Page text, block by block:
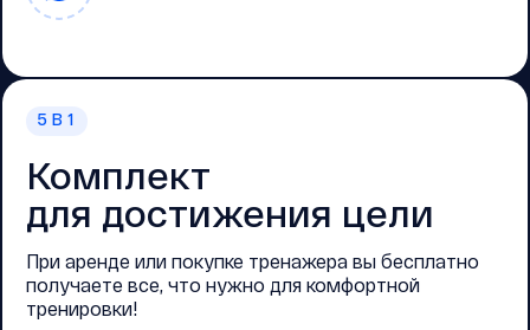
5 В 1
Комплект
для достижения цели
При аренде или покупке тренажера вы бесплатно
получаете все, что нужно для комфортной
тренировки!